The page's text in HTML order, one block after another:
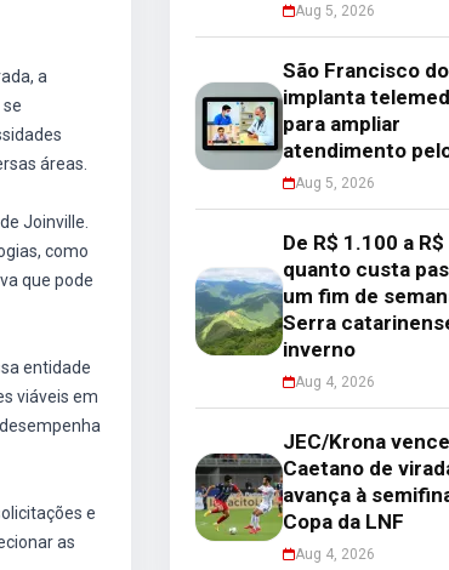
a
áreas.
Joinville.
como
que pode
entidade
viáveis em
e
as
Aug 5, 2026
São Francisco
implanta
para ampliar
atendimento
Aug 5, 2026
De R$ 1.100 a
quanto custa
um fim de
Serra
inverno
Aug 4, 2026
JEC/Krona
Caetano de
avança à
Copa da LNF
Aug 4, 2026